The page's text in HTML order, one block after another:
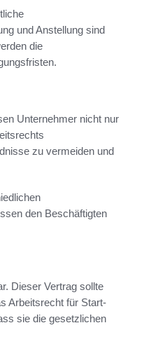
und Anstellung sind
die
Unternehmer nicht nur
zu vermeiden und
den Beschäftigten
Dieser Vertrag sollte
Arbeitsrecht für Start-
sie die gesetzlichen